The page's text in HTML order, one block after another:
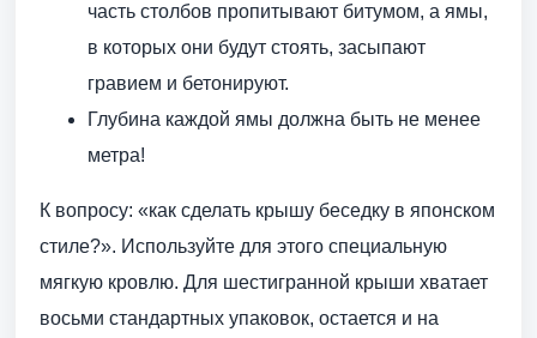
часть столбов пропитывают битумом, а ямы,
в которых они будут стоять, засыпают
гравием и бетонируют.
Глубина каждой ямы должна быть не менее
метра!
К вопросу: «как сделать крышу беседку в японском
стиле?». Используйте для этого специальную
мягкую кровлю. Для шестигранной крыши хватает
восьми стандартных упаковок, остается и на